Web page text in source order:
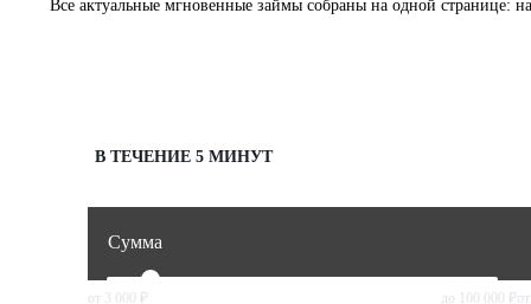
Все актуальные мгновенные займы собраны на одной
В ТЕЧЕНИЕ 5 МИНУТ
Сумма
от 3 000 ₽ до 100 000 ₽